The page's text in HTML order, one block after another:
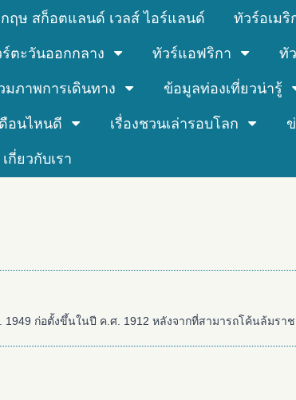
ฤษ สก็อตแลนด์ เวลส์ ไอร์แลนด์ ทัวร์อเม
ตะวันออกกลาง ทัวร์แอฟริกา ทั
มภาพการเดินทาง ข้อมูลท่องเที่ยวน่ารู้
ดือนไหนดี เรื่องชวนเล่ารอบโลก
เกี่ยวกับเรา
ก่อตั้งขึ้นในปี ค.ศ. 1912 หลังจากที่สามารถโค้นล้มราช